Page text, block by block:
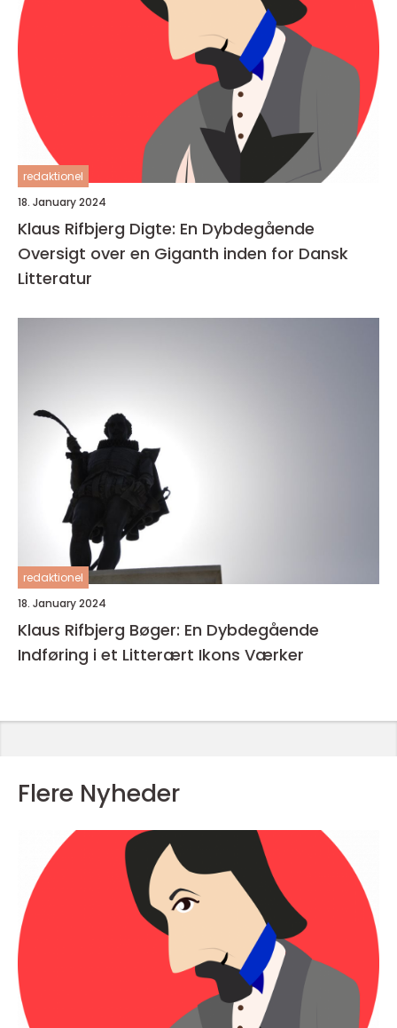
redaktionel
18. January 2024
Klaus Rifbjerg Digte: En Dybdegående
Oversigt over en Giganth inden for Dansk
Litteratur
redaktionel
18. January 2024
Klaus Rifbjerg Bøger: En Dybdegående
Indføring i et Litterært Ikons Værker
Flere Nyheder